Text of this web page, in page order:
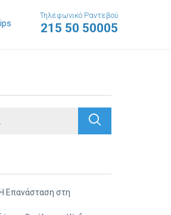
Τηλεφωνικό Ραντεβού
215 50 50005
Search
Επανάσταση στη